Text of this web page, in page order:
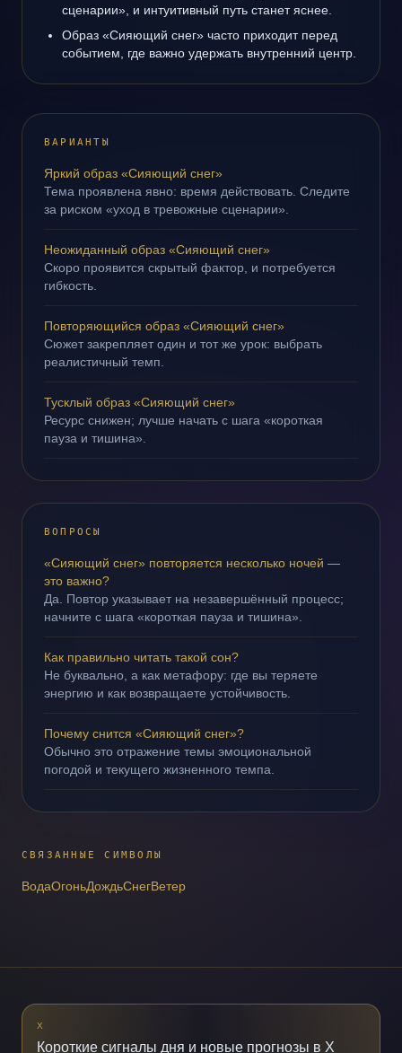
сценарии», и интуитивный путь станет яснее.
Образ «Сияющий снег» часто приходит перед
событием, где важно удержать внутренний центр.
ВАРИАНТЫ
Яркий образ «Сияющий снег»
Тема проявлена явно: время действовать. Следите
за риском «уход в тревожные сценарии».
Неожиданный образ «Сияющий снег»
Скоро проявится скрытый фактор, и потребуется
гибкость.
Повторяющийся образ «Сияющий снег»
Сюжет закрепляет один и тот же урок: выбрать
реалистичный темп.
Тусклый образ «Сияющий снег»
Ресурс снижен; лучше начать с шага «короткая
пауза и тишина».
ВОПРОСЫ
«Сияющий снег» повторяется несколько ночей —
это важно?
Да. Повтор указывает на незавершённый процесс;
начните с шага «короткая пауза и тишина».
Как правильно читать такой сон?
Не буквально, а как метафору: где вы теряете
энергию и как возвращаете устойчивость.
Почему снится «Сияющий снег»?
Обычно это отражение темы эмоциональной
погодой и текущего жизненного темпа.
СВЯЗАННЫЕ СИМВОЛЫ
ВодаОгоньДождьСнегВетер
X
Короткие сигналы дня и новые прогнозы в X